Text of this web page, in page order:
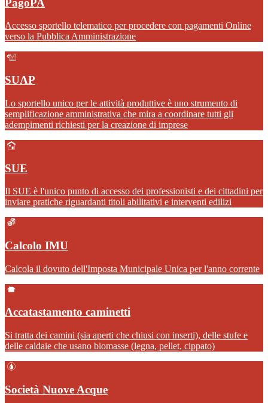
Accesso sportello telematico per procedere con pagamenti Online
verso la Pubblica Amministrazione
SUAP
Lo sportello unico per le attività produttive è uno strumento di
semplificazione amministrativa che mira a coordinare tutti gli
adempimenti richiesti per la creazione di imprese
SUE
Il SUE è l'unico punto di accesso dei professionisti e dei cittadini per
inviare pratiche riguardanti titoli abilitativi e interventi edilizi
Calcolo IMU
Calcola il dovuto dell'Imposta Municipale Unica per l'anno corrente
Accatastamento caminetti
Si tratta dei camini (sia aperti che chiusi con inserti), delle stufe e
delle caldaie che usano biomasse (legna, pellet, cippato)
Società Nuove Acque